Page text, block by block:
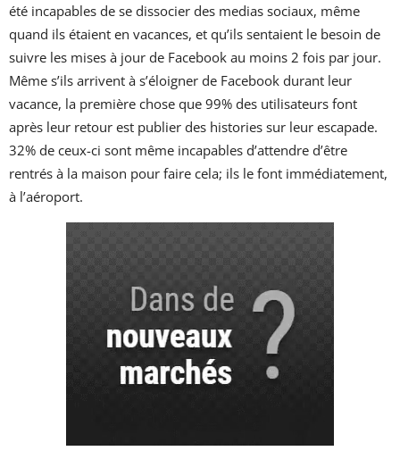
été incapables de se dissocier des medias sociaux, même
quand ils étaient en vacances, et qu’ils sentaient le besoin de
suivre les mises à jour de Facebook au moins 2 fois par jour.
Même s’ils arrivent à s’éloigner de Facebook durant leur
vacance, la première chose que 99% des utilisateurs font
après leur retour est publier des histories sur leur escapade.
32% de ceux-ci sont même incapables d’attendre d’être
rentrés à la maison pour faire cela; ils le font immédiatement,
à l’aéroport.